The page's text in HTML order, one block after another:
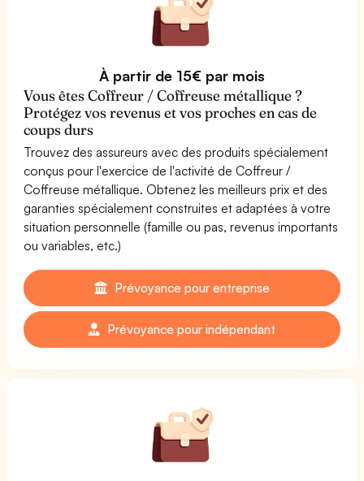
À partir de 15€ par mois
Vous êtes Coffreur / Coffreuse métallique ?
Protégez vos revenus et vos proches en cas de
coups durs
Trouvez des assureurs avec des produits spécialement
conçus pour l'exercice de l'activité de Coffreur /
Coffreuse métallique. Obtenez les meilleurs prix et des
garanties spécialement construites et adaptées à votre
situation personnelle (famille ou pas, revenus importants
ou variables, etc.)
Prévoyance pour entreprise
Prévoyance pour indépendant